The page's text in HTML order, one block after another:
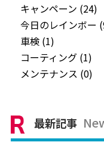
キャンペーン (24)
今日のレインボー
車検 (1)
コーティング (1)
メンテナンス (0)
最新記事